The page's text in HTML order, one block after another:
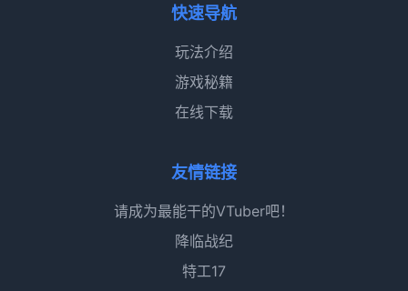
快速导航
玩法介绍
游戏秘籍
在线下载
友情链接
请成为最能干的VTuber吧！
降临战纪
特工17